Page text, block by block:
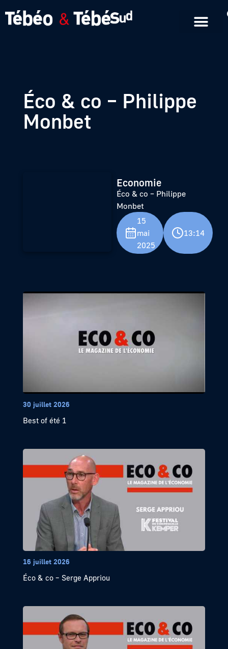
Éco & co – Philippe
Monbet
Economie
Éco & co – Philippe
Monbet
15
mai
2025
13:14
30 juillet 2026
Best of été 1
16 juillet 2026
Éco & co – Serge Appriou